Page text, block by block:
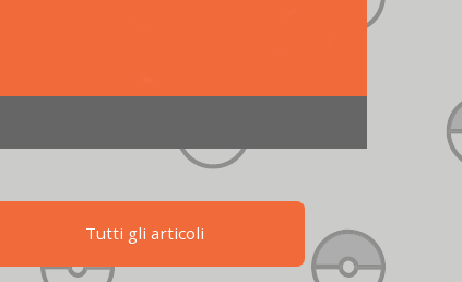
Tutti gli articoli